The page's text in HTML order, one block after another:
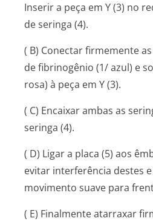
Inserir a peça em Y (3) no
de seringa (4).
( B) Conectar firmemente
de fibrinogênio (1/ azul) e
rosa) à peça em Y (3).
( C) Encaixar ambas as
seringa (4).
( D) Ligar a placa (5) aos
evitar interferência destes
movimento suave para
( E) Finalmente atarraxar